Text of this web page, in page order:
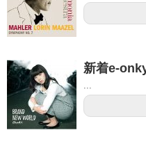
新着e-